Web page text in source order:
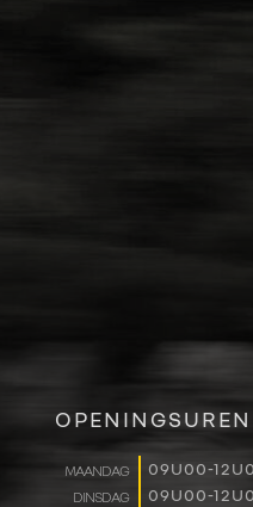
MAANDAG 09U00-
DINSDAG 09U00-